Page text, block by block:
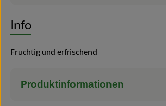
Info
Fruchtig und erfrischend
Produktinformationen